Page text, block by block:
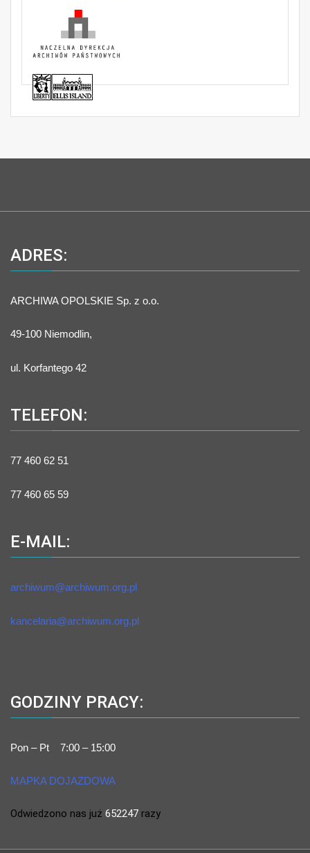
ADRES:
ARCHIWA OPOLSKIE Sp. z o.o.
49-100 Niemodlin,
ul. Korfantego 42
TELEFON:
77 460 62 51
77 460 65 59
E-MAIL:
archiwum@archiwum.org.pl
kancelaria@archiwum.org.pl
GODZINY PRACY:
Pon – Pt 7:00 – 15:00
MAPKA DOJAZDOWA
Odwiedzono nas już 652247 razy